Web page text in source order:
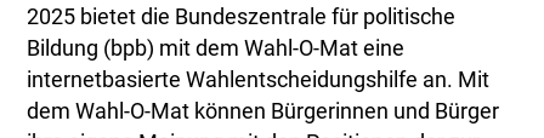
2025 bietet die Bundeszentrale für politische
Bildung (bpb) mit dem Wahl-O-Mat eine
internetbasierte Wahlentscheidungshilfe an. Mit
dem Wahl-O-Mat können Bürgerinnen und Bürger